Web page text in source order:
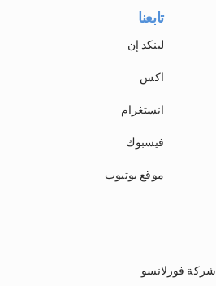
تابعنا
لينكد إن
اكس
انستغرام
فيسبوك
موقع يوتيوب
شركة فورلانسو